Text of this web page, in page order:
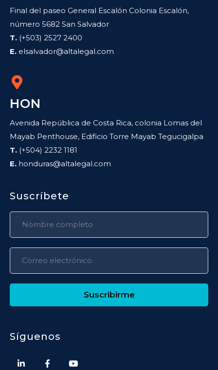
Final del paseo General Escalón Colonia Escalón,
número 5682 San Salvador
T. (+503) 2527 2400
E. elsalvador@altalegal.com
HON
Avenida República de Costa Rica, colonia Lomas del
Mayab Penthouse, Edificio Torre Mayab Tegucigalpa
T. (+504) 2232 1181
E. honduras@altalegal.com
Suscríbete
Suscribirme
Síguenos